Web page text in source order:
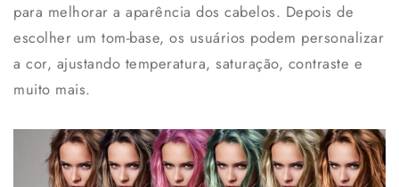
para melhorar a aparência dos cabelos. Depois de
escolher um tom-base, os usuários podem personalizar
a cor, ajustando temperatura, saturação, contraste e
muito mais.